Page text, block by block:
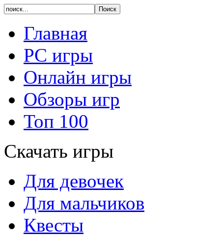
Главная
PC игры
Онлайн игры
Обзоры игр
Топ 100
Скачать игры
Для девочек
Для мальчиков
Квесты